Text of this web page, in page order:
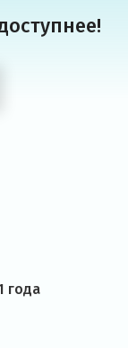
года